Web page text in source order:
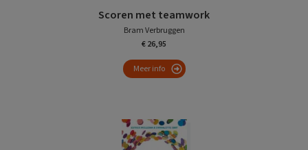
Scoren met teamwork
Bram Verbruggen
€ 26,95
Meer info